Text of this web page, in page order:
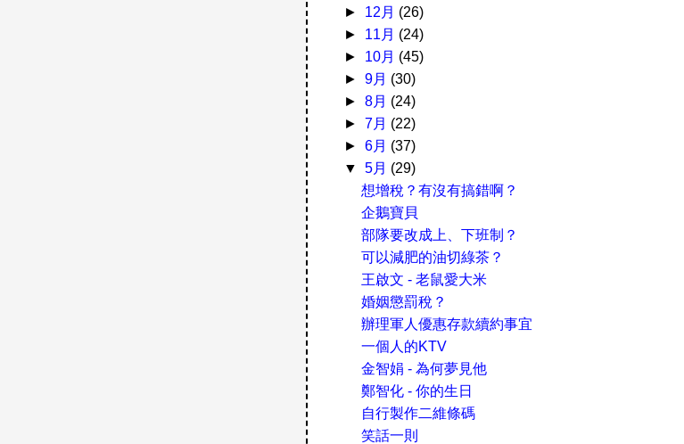
► 12月 (26)
► 11月 (24)
► 10月 (45)
► 9月 (30)
► 8月 (24)
► 7月 (22)
► 6月 (37)
▼ 5月 (29)
想增稅？有沒有搞錯啊？
企鵝寶貝
部隊要改成上、下班制？
可以減肥的油切綠茶？
王啟文 - 老鼠愛大米
婚姻懲罰稅？
辦理軍人優惠存款續約事宜
一個人的KTV
金智娟 - 為何夢見他
鄭智化 - 你的生日
自行製作二維條碼
笑話一則